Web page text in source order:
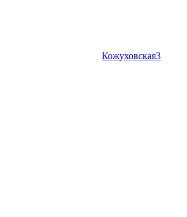
Кожуховская3